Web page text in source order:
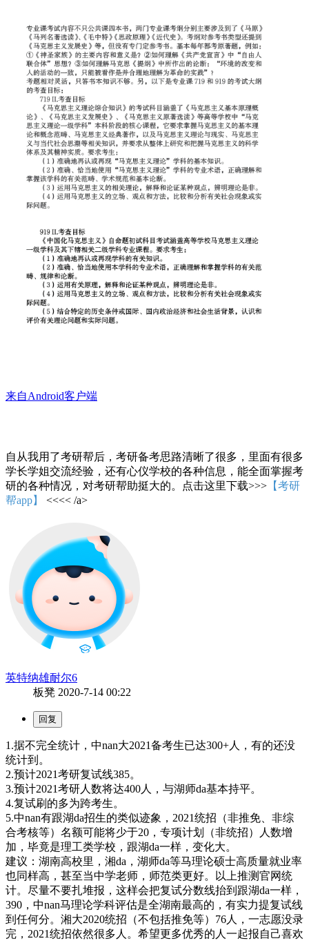
来自Android客户端
自从我用了考研帮后，考研备考思路清晰了很多，里面有很多
学长学姐交流经验，还有心仪学校的各种信息，能全面掌握考
研的各种情况，对考研帮助挺大的。点击这里下载>>> 【考研
帮app】
<<<< /a>
英特纳雄耐尔6
板凳 2020-7-14 00:22
1.据不完全统计，中nan大2021备考生已达300+人，有的还没
统计到。
2.预计2021考研复试线385。
3.预计2021考研人数将达400人，与湖师da基本持平。
4.复试刷的多为跨考生。
5.中nan有跟湖da招生的类似迹象，2021统招（非推免、非综
合考核等）名额可能将少于20，专项计划（非统招）人数增
加，毕竟是理工类学校，跟湖da一样，变化大。
建议：湖南高校里，湘da，湖师da等马理论硕士高质量就业率
也同样高，甚至当中学老师，师范类更好。以上推测官网统
计。尽量不要扎堆报，这样会把复试分数线抬到跟湖da一样，
390，中nan马理论学科评估是全湖南最高的，有实力提复试线
到任何分。湘大2020统招（不包括推免等）76人，一志愿没录
完，2021统招依然很多人。希望更多优秀的人一起报自己喜欢